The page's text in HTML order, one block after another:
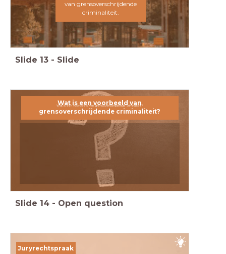
van grensoverschrijdende
criminaliteit.
Slide 13 - Slide
Wat is een voorbeeld van grensoverschrijdende criminaliteit?
Wat is een voorbeeld van
grensoverschrijdende criminaliteit?
Slide 14 - Open question
Juryrechtspraak